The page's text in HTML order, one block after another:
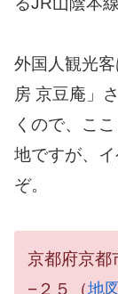
外国人観光
房 京豆庵」
くので、こ
地ですが、
ぞ。
京都府京都
−２５（地図